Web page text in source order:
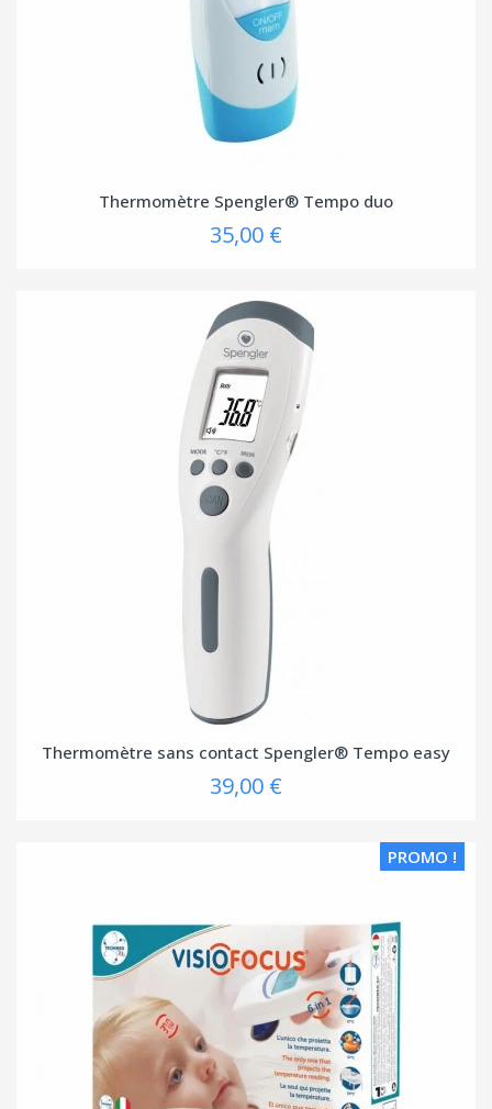
Thermomètre Spengler® Tempo duo
35,00 €
Thermomètre sans contact Spengler® Tempo easy
39,00 €
PROMO !